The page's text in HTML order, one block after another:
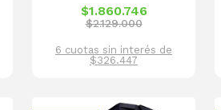
$1.860.746
$2.129.000
6 cuotas sin interés de
$326.447